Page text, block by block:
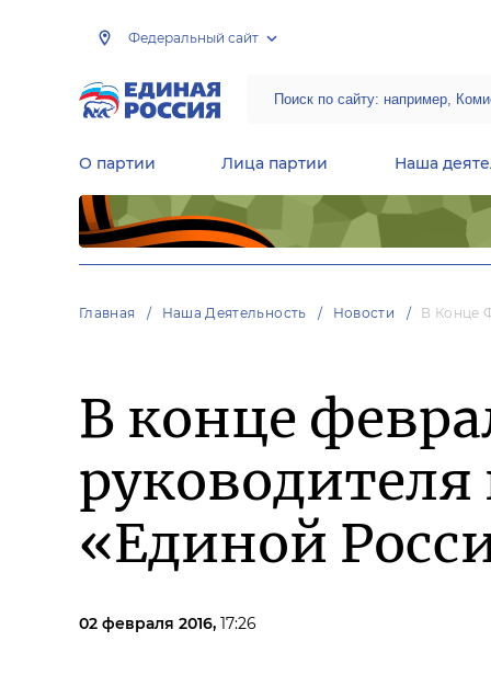
Федеральный сайт
О партии Лица партии Наша
Главная Наша Деятельность Новости В Конце
В конце
«Единой
02 февраля 2016, 17:26